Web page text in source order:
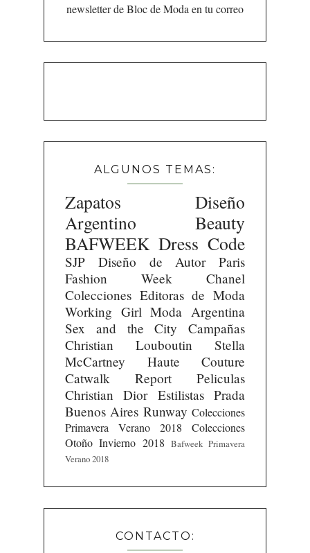
newsletter de Bloc de Moda en tu correo
ALGUNOS TEMAS:
Zapatos
Diseño
Argentino
Beauty
BAFWEEK Dress Code
SJP Diseño de Autor
Paris
Fashion Week
Chanel
Colecciones Editoras de Moda
Working Girl Moda Argentina
Sex and the City
Campañas
Christian Louboutin
Stella
McCartney
Haute Couture
Catwalk Report
Peliculas
Christian Dior Estilistas Prada
Buenos Aires Runway Colecciones
Primavera Verano 2018
Colecciones
Otoño Invierno 2018 Bafweek Primavera
Verano 2018
CONTACTO: